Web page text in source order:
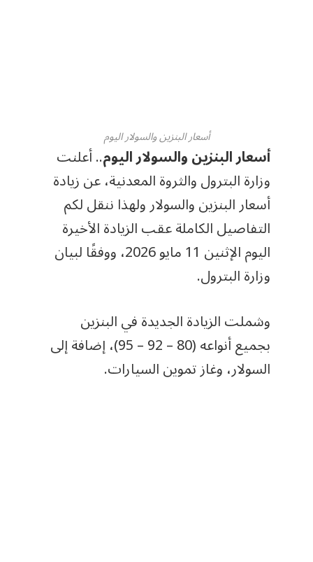
أسعار البنزين والسولار اليوم
أسعار البنزين والسولار اليوم.. أعلنت
وزارة البترول والثروة المعدنية، عن زيادة
أسعار البنزين والسولار ولهذا ننقل لكم
التفاصيل الكاملة عقب الزيادة الأخيرة
اليوم الإثنين 11 مايو 2026، ووفقًا لبيان
وزارة البترول.
وشملت الزيادة الجديدة في البنزين
بجميع أنواعه (80 – 92 – 95)، إضافة إلى
السولار، وغاز تموين السيارات.